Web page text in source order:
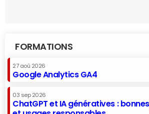
FORMATIONS
27 aoû 2026
Google Analytics GA4
03 sep 2026
ChatGPT et IA génératives :